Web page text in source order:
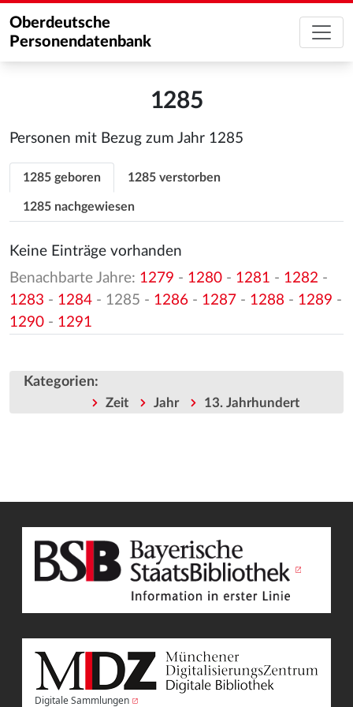
Oberdeutsche
Personendatenbank
1285
Personen mit Bezug zum Jahr 1285
1285 geboren 1285 verstorben
1285 nachgewiesen
Keine Einträge vorhanden
Benachbarte Jahre: 1279 - 1280 - 1281 - 1282 -
1283 - 1284 - 1285 - 1286 - 1287 - 1288 - 1289 -
1290 - 1291
Kategorien:
Zeit Jahr 13. Jahrhundert
Digitale Sammlungen